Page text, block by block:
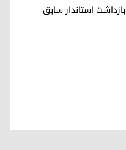
استاندار سابق